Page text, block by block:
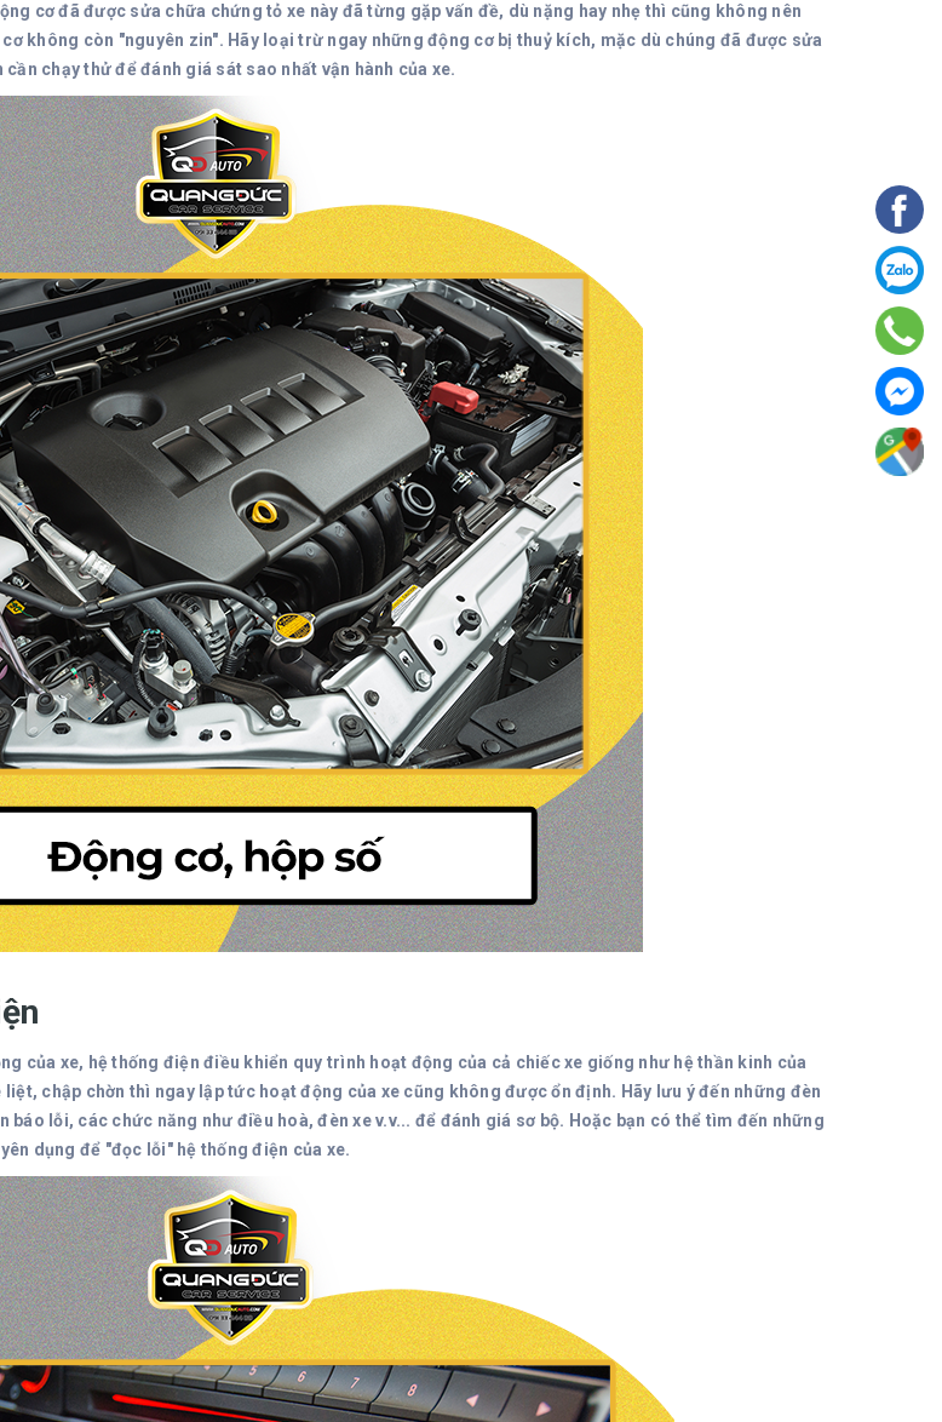
cơ đã được sửa chữa chứng tỏ xe này đã từng gặp vấn đề, dù nặng hay nhẹ thì cũng không nên
không còn "nguyên zin". Hãy loại trừ ngay những động cơ bị thuỷ kích, mặc dù chúng đã được sửa
cần chạy thử để đánh giá sát sao nhất vận hành của xe.
của xe, hệ thống điện điều khiển quy trình hoạt động của cả chiếc xe giống như hệ thần kinh của
chập chờn thì ngay lập tức hoạt động của xe cũng không được ổn định. Hãy lưu ý đến những đèn
báo lỗi, các chức năng như điều hoà, đèn xe v.v... để đánh giá sơ bộ. Hoặc bạn có thể tìm đến những
dụng để "đọc lỗi" hệ thống điện của xe.